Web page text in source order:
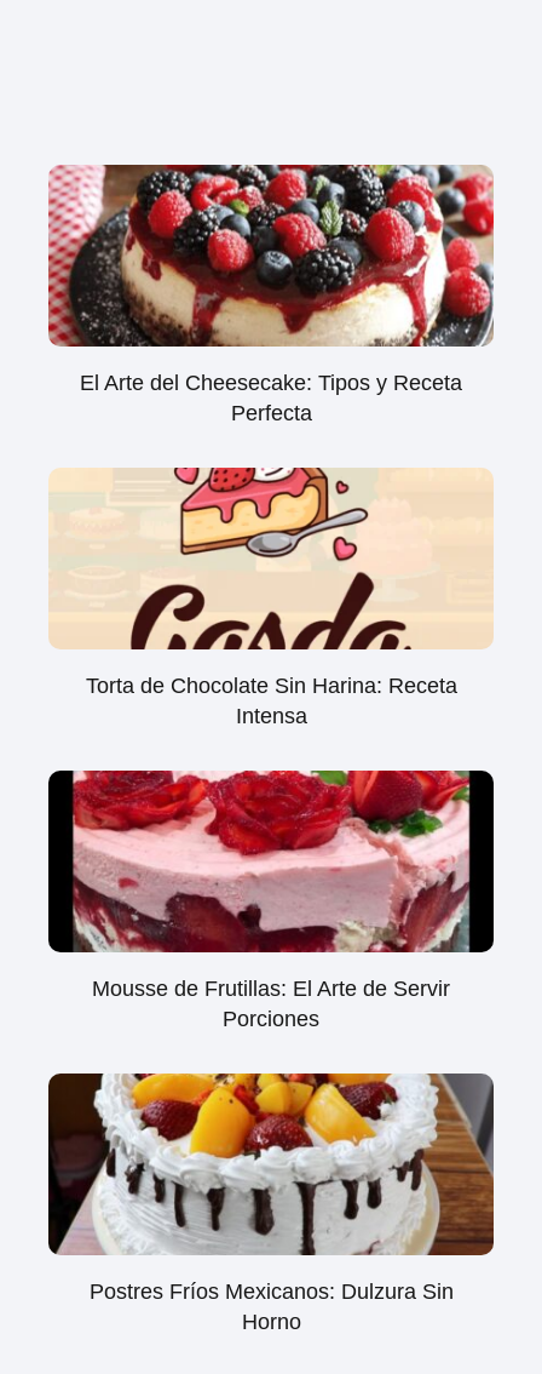
El Arte del Cheesecake: Tipos y Receta
Perfecta
Torta de Chocolate Sin Harina: Receta
Intensa
Mousse de Frutillas: El Arte de Servir
Porciones
Postres Fríos Mexicanos: Dulzura Sin
Horno